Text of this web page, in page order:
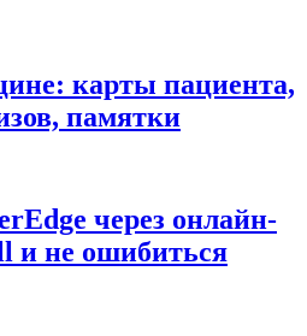
карты пациента,
памятки
через онлайн-
и не ошибиться